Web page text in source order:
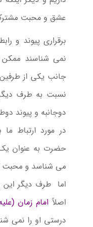
عشق و محبت
برقراری پیوند و
نمی شناسند ممکن
جانب یکی از
نسبت به طرف
دوجانبه و پیوند
در مورد ارتباط ما
حضرت به عنوان
می شناسد و
اما طرف دیگر این
اصلاً امام زمان
درستی او را نمی